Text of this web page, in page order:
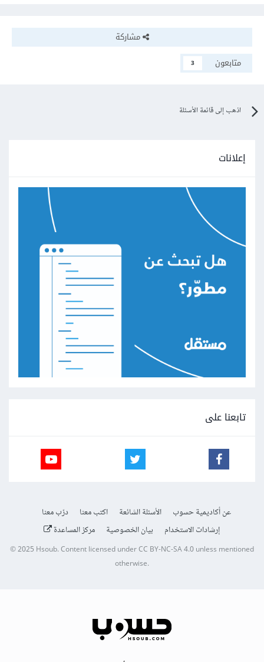
مشاركة
متابعون
3
اذهب إلى قائمة الأسئلة
إعلانات
تابعنا على
عن أكاديمية حسوب الأسئلة الشائعة اكتب معنا
درّب معنا
إرشادات الاستخدام
بيان الخصوصية مركز المساعدة
© 2025Hsoub.Content licensed underCC BY-NC-SA 4.0unless mentioned
otherwise.